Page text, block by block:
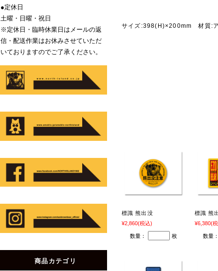
サイズ:398(H)×200mm 材質:
標識 熊出没
¥2,860(税込)
数量： 枚
標識 熊
¥6,380(
数量
●定休日
土曜・日曜・祝日
※定休日・臨時休業日はメールの返
信・配送作業はお休みさせていただ
いておりますのでご了承ください。
商品カテゴリ